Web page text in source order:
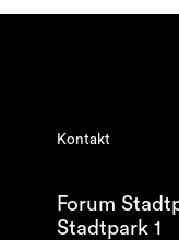
Kontakt
Forum
Stadtpark 1